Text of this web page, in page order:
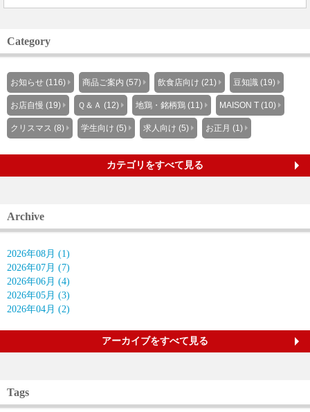
Category
お知らせ (116) 商品ご案内 (57) 飲食店向け (21) 豆知識 (19)
お店自慢 (19) Ｑ＆Ａ (12) 地鶏・銘柄鶏 (11) MAISON T (10)
クリスマス (8) 学生向け (5) 求人向け (5) お正月 (1)
カテゴリをすべて見る
Archive
2026年08月 (1)
2026年07月 (7)
2026年06月 (4)
2026年05月 (3)
2026年04月 (2)
アーカイブをすべて見る
Tags